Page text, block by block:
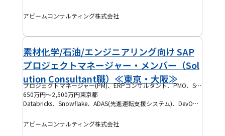
アビームコンサルティング株式会社
素材化学/石油/エンジニアリング向け SAP
プロジェクトマネージャー・メンバー（Sol
ution Consultant職）≪東京・大阪≫
プロジェクトマネージャー(PM)、ERPコンサルタント、PMO、SAPコンサルタント
650万円～2,500万円東京都
Databricks、Snowflake、ADAS(先進運転支援システム)、DevOps、Alibaba Cloud、Anaplan、DIVA、Tagetik、z/OS
アビームコンサルティング株式会社